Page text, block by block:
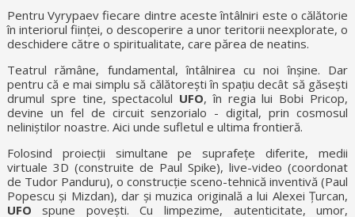
Pentru Vyrypaev fiecare dintre aceste întâlniri este o călătorie
în interiorul ființei, o descoperire a unor teritorii neexplorate, o
deschidere către o spiritualitate, care părea de neatins.
Teatrul rămâne, fundamental, întâlnirea cu noi înșine. Dar
pentru că e mai simplu să călătorești în spațiu decât să găsești
drumul spre tine, spectacolul UFO, în regia lui Bobi Pricop,
devine un fel de circuit senzorialo - digital, prin cosmosul
neliniștilor noastre. Aici unde sufletul e ultima frontieră.
Folosind proiecții simultane pe suprafețe diferite, medii
virtuale 3D (construite de Paul Spike), live-video (coordonat
de Tudor Panduru), o construcție sceno-tehnică inventivă (Paul
Popescu și Mizdan), dar și muzica originală a lui Alexei Țurcan,
UFO spune povești. Cu limpezime, autenticitate, umor,